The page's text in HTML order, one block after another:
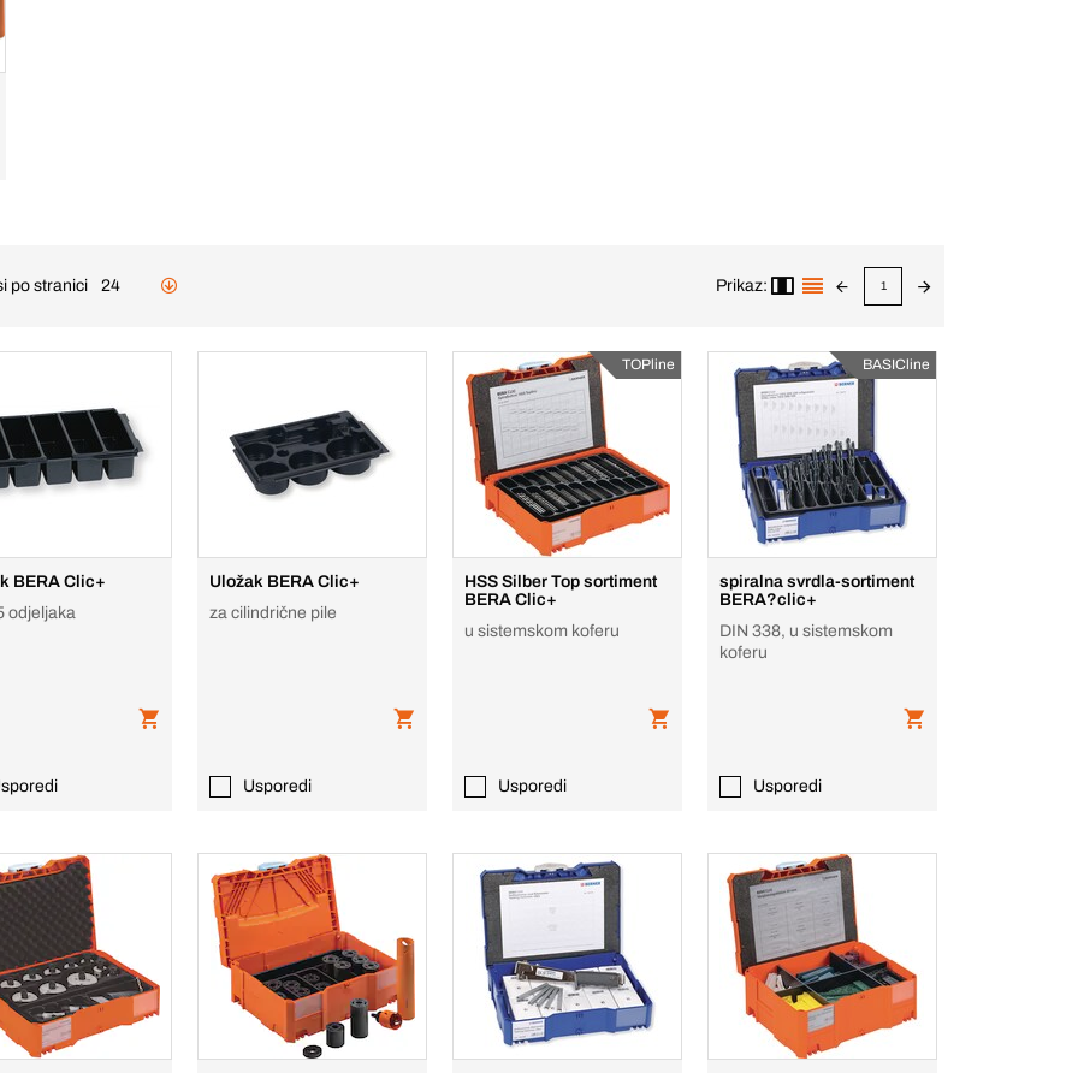
po stranici 24 Prikaz: 1
BERA Clic+
odjeljaka
Uložak BERA Clic+
za cilindrične pile
Usporedi
TOPline
HSS Silber Top sortiment
BERA Clic+
u sistemskom koferu
Usporedi
BASICline
spiralna svrdla-sortiment
BERA?clic+
DIN 338, u sistemskom
koferu
Usporedi